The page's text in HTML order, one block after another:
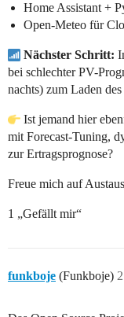
Home Assistant +
Open-Meteo für
Nächster Schritt:
bei schlechter PV-
nachts) zum Laden
Ist jemand hier
mit Forecast-Tuning,
zur Ertragsprognose?
Freue mich auf
1 „Gefällt mir“
funkboje (Funkboje) 2